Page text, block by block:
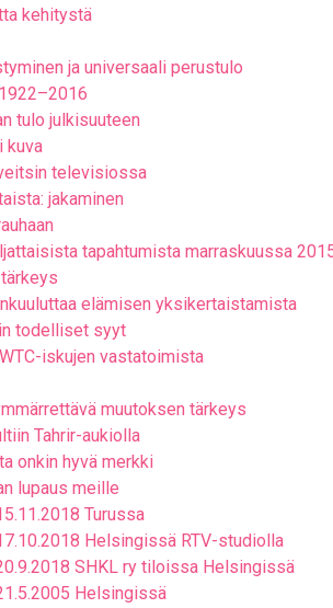
kehitystä
ja universaali perustulo
tulo julkisuuteen
kuva
televisiossa
jakaminen
tapahtumista marraskuussa
elämisen yksikertaistamista
todelliset syyt
iskujen vastatoimista
muutoksen tärkeys
Tahrir-aukiolla
onkin hyvä merkki
lupaus meille
Turussa
Helsingissä RTV-studiolla
SHKL ry tiloissa Helsingissä
Helsingissä